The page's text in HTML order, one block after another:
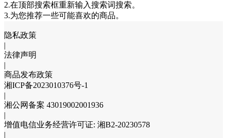
2.在顶部搜索框重新输入搜索词搜索。
3.为您推荐一些可能喜欢的商品。
隐私政策
|
法律声明
|
商品发布政策
湘ICP备2023010376号-1
|
湘公网备案 43019002001936
|
增值电信业务经营许可证: 湘B2-20230578
|